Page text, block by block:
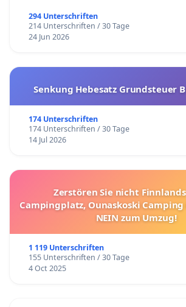
294 Unterschriften
214 Unterschriften / 30 Tage
24 Jun 2026
Senkung Hebesatz Grundsteuer
174 Unterschriften
174 Unterschriften / 30 Tage
14 Jul 2026
Zerstören Sie nicht
Campingplatz, Ounaskoski
NEIN zum Umzug!
1 119 Unterschriften
155 Unterschriften / 30 Tage
4 Oct 2025